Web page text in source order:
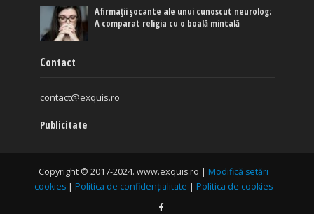
Afirmaţii şocante ale unui cunoscut neurolog:
A comparat religia cu o boală mintală
Contact
contact@exquis.ro
Publicitate
Copyright © 2017-2024. www.exquis.ro | Modifică setări
cookies | Politica de confidențialitate | Politica de cookies